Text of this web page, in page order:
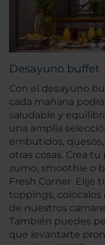
Desayuno buffet
Con el desayuno
cada mañana
saludable y
una amplia
embutidos,
otras cosas. Crea
zumo, smoothie o
Fresh Corner. Elije
toppings,
de nuestros
También puedes
que levantarte